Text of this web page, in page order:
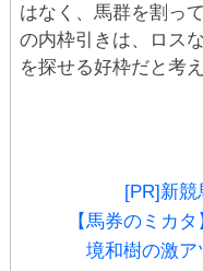
はなく、馬群を割っ
の内枠引きは、ロス
を探せる好枠だと考
[PR]新
【馬券のミカ
境和樹の激ア